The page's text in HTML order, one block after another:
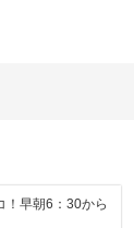
早朝6：30から